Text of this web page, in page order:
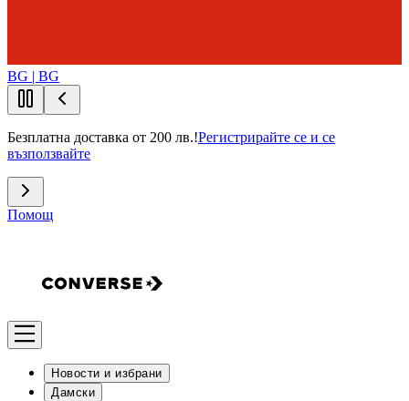
BG | BG
Безплатна доставка от 200 лв.!Регистрирайте се и се
възползвайте
Помощ
Новости и избрани
Дамски